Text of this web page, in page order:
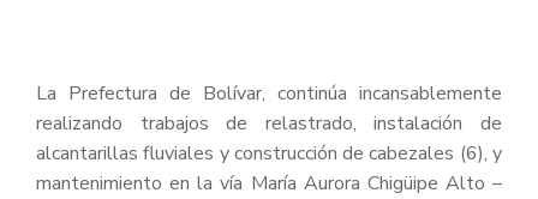
La Prefectura de Bolívar, continúa incansablemente
realizando trabajos de relastrado, instalación de
alcantarillas fluviales y construcción de cabezales (6), y
mantenimiento en la vía María Aurora Chigüipe Alto –